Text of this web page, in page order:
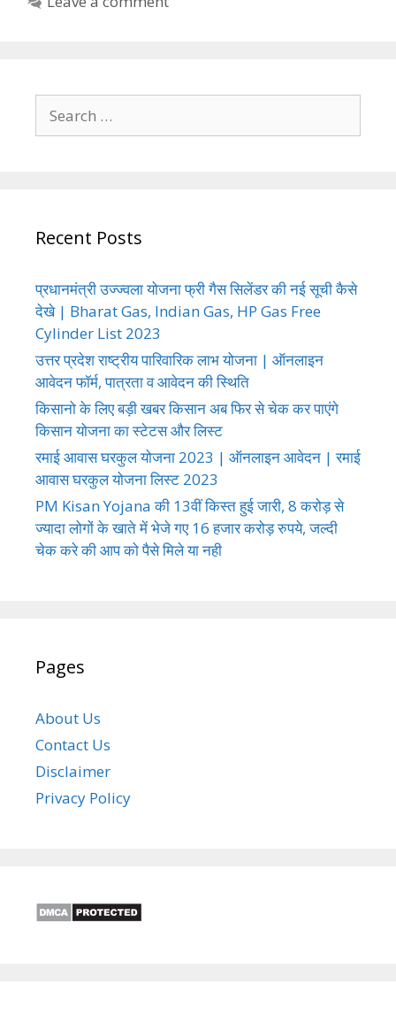
for:
Recent Posts
प्रधानमंत्री उज्ज्वला योजना फ्री गैस सिलेंडर की नई सूची कैसे
देखे | Bharat Gas, Indian Gas, HP Gas Free
Cylinder List 2023
उत्तर प्रदेश राष्ट्रीय पारिवारिक लाभ योजना | ऑनलाइन
आवेदन फॉर्म, पात्रता व आवेदन की स्थिति
किसानो के लिए बड़ी खबर किसान अब फिर से चेक कर पाएंगे
किसान योजना का स्टेटस और लिस्ट
रमाई आवास घरकुल योजना 2023 | ऑनलाइन आवेदन | रमाई
आवास घरकुल योजना लिस्ट 2023
PM Kisan Yojana की 13वीं किस्त हुई जारी, 8 करोड़ से
ज्यादा लोगों के खाते में भेजे गए 16 हजार करोड़ रुपये, जल्दी
चेक करे की आप को पैसे मिले या नही
Pages
About Us
Contact Us
Disclaimer
Privacy Policy